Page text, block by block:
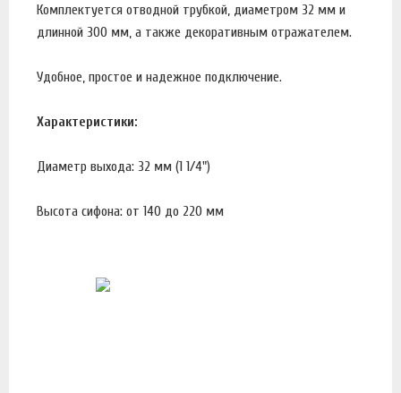
Комплектуется отводной трубкой, диаметром 32 мм и
длинной 300 мм, а также декоративным отражателем.
Удобное, простое и надежное подключение.
Характеристики:
Диаметр выхода: 32 мм (1 1/4")
Высота сифона: от 140 до 220 мм